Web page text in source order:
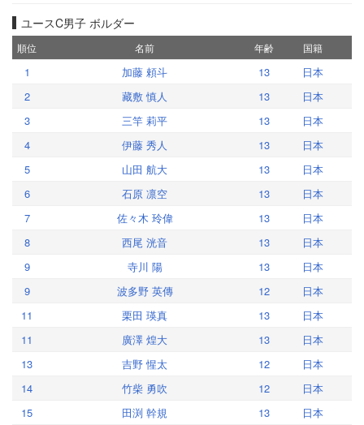
ユースC男子 ボルダー
順位 名前 年齢 国籍
1 加藤 頼斗 13
日本
2
藏敷 慎人 13
日本
3
三竿 莉平 13
日本
4
伊藤 秀人 13
日本
5
山田 航大 13
日本
6
石原 凛空 13
日本
7
佐々木 玲偉 13
日本
8
西尾 洸音 13
日本
9
寺川 陽 13
日本
9
波多野 英傳 12
日本
11
栗田 瑛真 13
日本
11
廣澤 煌大 13
日本
13
吉野 惺太 12
日本
14
竹柴 勇吹 12
日本
15
田渕 幹規 13 日本